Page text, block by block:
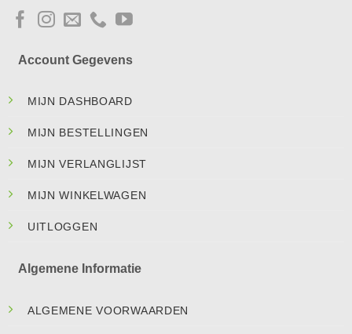
Account Gegevens
MIJN DASHBOARD
MIJN BESTELLINGEN
MIJN VERLANGLIJST
MIJN WINKELWAGEN
UITLOGGEN
Algemene Informatie
ALGEMENE VOORWAARDEN